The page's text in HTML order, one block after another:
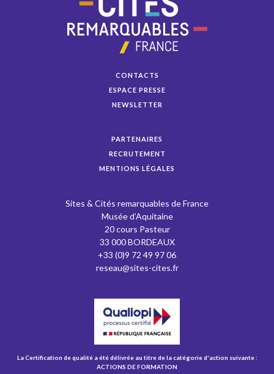
CONTACTS
ESPACE PRESSE
NEWSLETTER
PARTENAIRES
RECRUTEMENT
MENTIONS LÉGALES
Sites & Cités remarquables de France
Musée d’Aquitaine
20 cours Pasteur
33 000 BORDEAUX
+33 (0)9 72 49 97 06
reseau@sites-cites.fr
La Certification de qualité a été délivrée au titre de la catégorie d'action suivante :
ACTIONS DE FORMATION